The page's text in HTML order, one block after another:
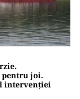
pentru joi.
intervenției